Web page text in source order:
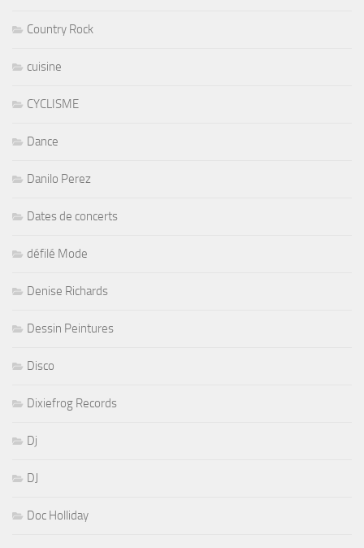
Country Rock
cuisine
CYCLISME
Dance
Danilo Perez
Dates de concerts
défilé Mode
Denise Richards
Dessin Peintures
Disco
Dixiefrog Records
Dj
DJ
Doc Holliday